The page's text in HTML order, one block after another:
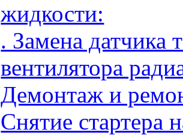
жидкости:
. Замена
вентилятора
Демонтаж и
Снятие